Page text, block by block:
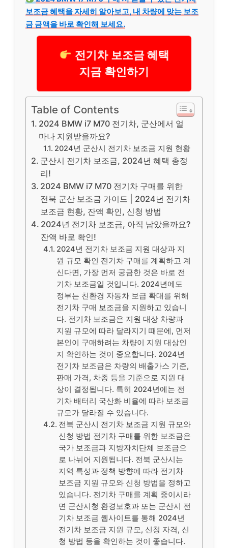
보조금 혜택을 자세히 알아보고, 내 차량에 맞는 보조
금 금액을 바로 확인해 보세요.
전기차 보조금 혜택
지금 확인하기
Table of Contents
2024 BMW i7 M70 전기차, 군산에서 얼
마나 지원받을까요?
2024년 군산시 전기차 보조금 지원 현황
군산시 전기차 보조금, 2024년 혜택 총정
리!
2024 BMW i7 M70 전기차 구매를 위한
전북 군산 보조금 가이드 | 2024년 전기차
보조금 현황, 잔액 확인, 신청 방법
2024년 전기차 보조금, 아직 남았을까요?
잔액 바로 확인!
2024년 전기차 보조금 지원 대상과 지
원 규모 확인 전기차 구매를 계획하고 계
신다면, 가장 먼저 궁금한 것은 바로 전
기차 보조금일 것입니다. 2024년에도
정부는 친환경 자동차 보급 확대를 위해
전기차 구매 보조금을 지원하고 있습니
다. 전기차 보조금은 지원 대상 차량과
지원 규모에 따라 달라지기 때문에, 먼저
본인이 구매하려는 차량이 지원 대상인
지 확인하는 것이 중요합니다. 2024년
전기차 보조금은 차량의 배출가스 기준,
판매 가격, 차종 등을 기준으로 지원 대
상이 결정됩니다. 특히 2024년에는 전
기차 배터리 국산화 비율에 따라 보조금
규모가 달라질 수 있습니다.
전북 군산시 전기차 보조금 지원 규모와
신청 방법 전기차 구매를 위한 보조금은
국가 보조금과 지방자치단체 보조금으
로 나뉘어 지원됩니다. 전북 군산시는
지역 특성과 정책 방향에 따라 전기차
보조금 지원 규모와 신청 방법을 정하고
있습니다. 전기차 구매를 계획 중이시라
면 군산시청 환경보호과 또는 군산시 전
기차 보조금 웹사이트를 통해 2024년
전기차 보조금 지원 규모, 신청 자격, 신
청 방법 등을 확인하는 것이 좋습니다.